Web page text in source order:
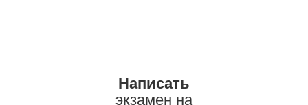
Написать
экзамен на